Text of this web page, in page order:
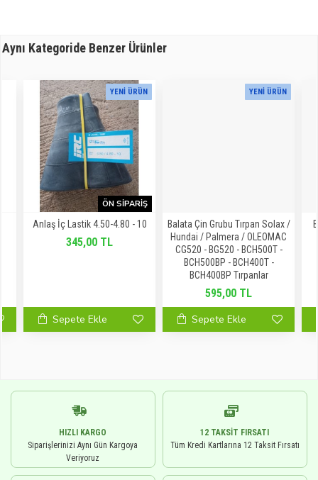
Aynı Kategoride Benzer Ürünler
YENI ÜRÜN
ÖN SIPARIŞ
Anlaş İç Lastik 4.50-4.80 - 10
345,00 TL
Sepete Ekle
YENI ÜRÜN
Balata Çin Grubu Tırpan Solax /
Hundai / Palmera / OLEOMAC
CG520 - BG520 - BCH500T -
BCH500BP - BCH400T -
BCH400BP Tırpanlar
595,00 TL
Sepete Ekle
HIZLI KARGO
Siparişlerinizi Aynı Gün Kargoya
Veriyoruz
12 TAKSIT FIRSATI
Tüm Kredi Kartlarına 12 Taksit Fırsatı